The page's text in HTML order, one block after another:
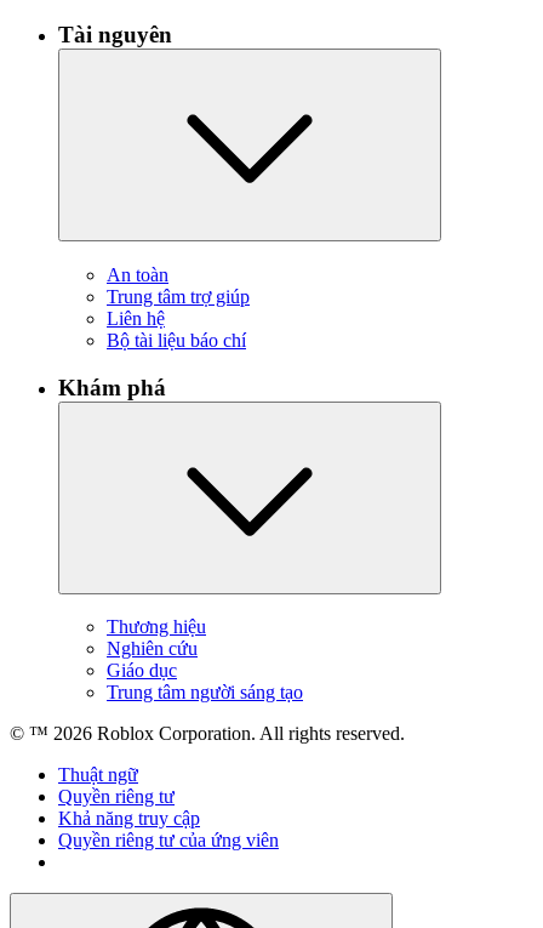
Tài nguyên
An toàn
Trung tâm trợ giúp
Liên hệ
Bộ tài liệu báo chí
Khám phá
Thương hiệu
Nghiên cứu
Giáo dục
Trung tâm người sáng tạo
© ™ 2026 Roblox Corporation. All rights reserved.
Thuật ngữ
Quyền riêng tư
Khả năng truy cập
Quyền riêng tư của ứng viên